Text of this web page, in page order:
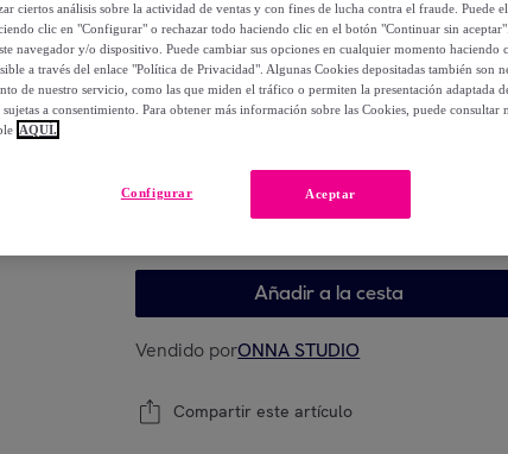
24,00 €
-58 %
80X80
Añadir a la cesta
Vendido porONNA STUDIO
Compartir este artículo
ciertos análisis sobre la actividad de ventas y con fines de lucha contra el fraude. Puede
clic en "Configurar" o rechazar todo haciendo clic en el botón "Continuar sin
navegador y/o dispositivo. Puede cambiar sus opciones en cualquier momento haciendo
a través del enlace "Política de Privacidad". Algunas Cookies depositadas también son
de nuestro servicio, como las que miden el tráfico o permiten la presentación adaptada
a consentimiento. Para obtener más información sobre las Cookies, puede consultar
AQUÍ.
Aceptar
Configurar